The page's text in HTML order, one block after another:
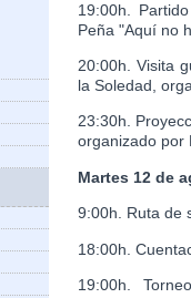
19:00h.
Peña "Aquí no
20:00h. Visita
la Soledad,
23:30h.
organizado por
Martes 12 de
9:00h. Ruta de
18:00h.
19:00h.